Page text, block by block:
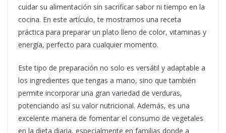
cuidar su alimentación sin sacrificar sabor ni tiempo en la
cocina. En este artículo, te mostramos una receta
práctica para preparar un plato lleno de color, vitaminas y
energía, perfecto para cualquier momento.
Este tipo de preparación no solo es versátil y adaptable a
los ingredientes que tengas a mano, sino que también
permite incorporar una gran variedad de verduras,
potenciando así su valor nutricional. Además, es una
excelente manera de fomentar el consumo de vegetales
en la dieta diaria, especialmente en familias donde a